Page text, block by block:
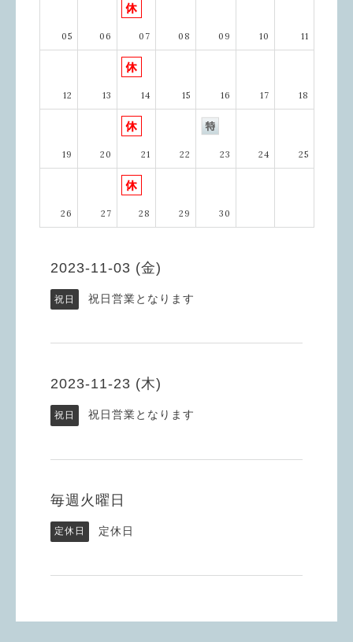
05 06 07 08 09 10 11
12 13 14 15 16 17 18
19 20 21 22 23 24 25
26 27 28 29 30
2023-11-03 (金)
祝日 祝日営業となります
2023-11-23 (木)
祝日 祝日営業となります
毎週火曜日
定休日 定休日